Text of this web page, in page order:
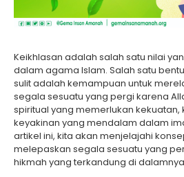
Keikhlasan adalah salah satu nilai
dalam agama Islam. Salah satu
sulit adalah kemampuan untuk
segala sesuatu yang pergi karena
spiritual yang memerlukan kekuatan,
keyakinan yang mendalam dalam
artikel ini, kita akan menjelajahi
melepaskan segala sesuatu yang
hikmah yang terkandung di